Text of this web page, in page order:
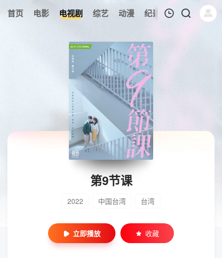
首页 电影 电视剧 综艺 动漫 纪录片 午夜剧场
暂无观看影片的记录
第9节课
2022 中国台湾 台湾
立即播放 收藏